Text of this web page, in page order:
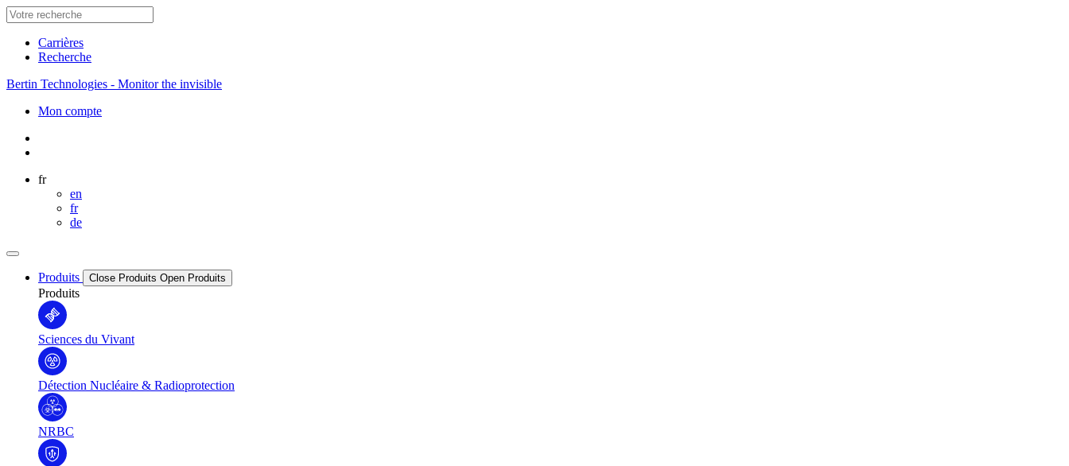
Carrières
Recherche
Bertin Technologies - Monitor the invisible
Mon compte
fr
en
fr
de
Produits Close Produits Open Produits
Produits
Sciences du Vivant
Détection Nucléaire & Radioprotection
NRBC